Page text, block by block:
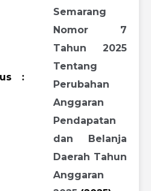
:
Semarang
Nomor 7
Tahun 2025
Tentang
Perubahan
Anggaran
Pendapatan
dan Belanja
Daerah Tahun
Anggaran